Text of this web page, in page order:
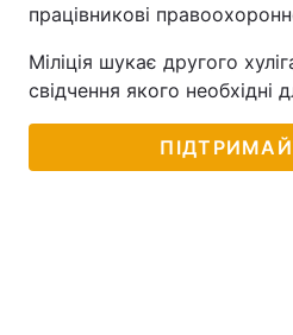
працівникові
Міліція шукає другого
свідчення якого необхідні